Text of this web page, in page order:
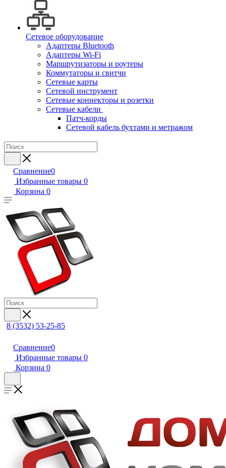
Сетевое оборудование
Адаптеры Bluetooth
Адаптеры Wi-Fi
Маршрутизаторы и роутеры
Коммутаторы и свитчи
Сетевые карты
Сетевой инструмент
Сетевые коннекторы и розетки
Сетевые кабели
Патч-корды
Сетевой кабель бухтами и метражом
Сравнение0
Избранные товары 0
Корзина 0
8 (3532) 53-25-85
Сравнение0
Избранные товары 0
Корзина 0